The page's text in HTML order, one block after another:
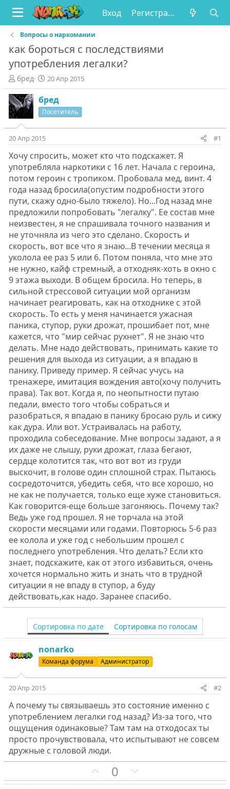
Вход Регистрация
Вопросы о наркомании
как бороться с последствиями
употребления легалки?
А
в
т
о
р
т
е
ы
бред
Д
а
т
а
н
а
л
а
20 Апр 2015
бред
Посетитель
20 Апр 2015 #1
Хочу спросить, может кто что подскажет. Я
употребляла наркотики с 16 лет. Начала с героина,
потом героин с тропиком. Пробовала мед, винт. 4
года назад бросила(опустим подробности этого
пути, скажу одно-было тяжело). Но...Год назад мне
предложили попробовать "легалку". Ее состав мне
неизвестен, я не спрашивала точного названия и
не уточняла из чего это сделано. Скорость и
скорость, вот все что я знаю...В течении месяца я
уколола ее раз 5 или 6. Потом поняла, что мне это
не нужно, кайф стремный, а отходняк-хоть в окно с
9 этажа выходи. В общем бросила. Но теперь, в
сильной стрессовой ситуации мой организм
начинает реагировать, как на отходнике с этой
скорость. То есть у меня начинается ужасная
паника, ступор, руки дрожат, прошибает пот, мне
кажется, что "мир сейчас рухнет". Я не знаю что
делать. Мне надо действовать, принимать какие то
решения для выхода из ситуации, а я впадаю в
панику. Приведу пример. Я сейчас учусь на
тренажере, имитация вождения авто(хочу получить
права). Так вот. Когда я, по неопытности путаю
педали, вместо того чтобы собраться и
разобраться, я впадаю в панику бросаю руль и сижу
как дура. Или вот. Устраивалась на работу,
проходила собеседование. Мне вопросы задают, а я
их даже не слышу, руки дрожат, глаза бегают,
сердце колотится так, что вот вот из груди
выскочит, в голове один сплошной страх. Пытаюсь
сосредоточится, убедить себя, что все хорошо, но
не как не получается, только еще хуже становиться.
Как говорится-еще больше загоняюсь. Почему так?
Ведь уже год прошел. Я не торчала на этой
скорости месяцами или годами. Повторюсь 5-6 раз
ее колола и уже год с небольшим прошел с
последнего употребления. Что делать? Если кто
знает, подскажите, как от этого избавиться, очень
хочется нормально жить и знать что в трудной
ситуации я не впаду в ступор, а буду
действовать,как надо. Заранее спасибо.
Сортировка по дате Сортировка по голосам
nonarko
Команда форума Администратор
20 Апр 2015 #2
А почему ты связываешь это состояние именно с
употреблением легалки год назад? Из-за того, что
ощущения одинаковые? Там там на отходосах ты
просто прочувствовала, что испытывают не совсем
дружные с головой люди.
П
о
0
е